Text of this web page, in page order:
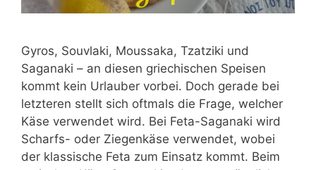
Gyros, Souvlaki, Moussaka, Tzatziki und
Saganaki – an diesen griechischen Speisen
kommt kein Urlauber vorbei. Doch gerade bei
letzteren stellt sich oftmals die Frage, welcher
Käse verwendet wird. Bei Feta-Saganaki wird
Scharfs- oder Ziegenkäse verwendet, wobei
der klassische Feta zum Einsatz kommt. Beim